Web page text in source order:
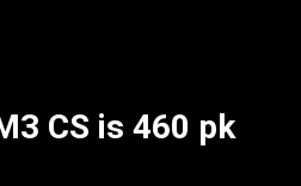
CS is 460 pk